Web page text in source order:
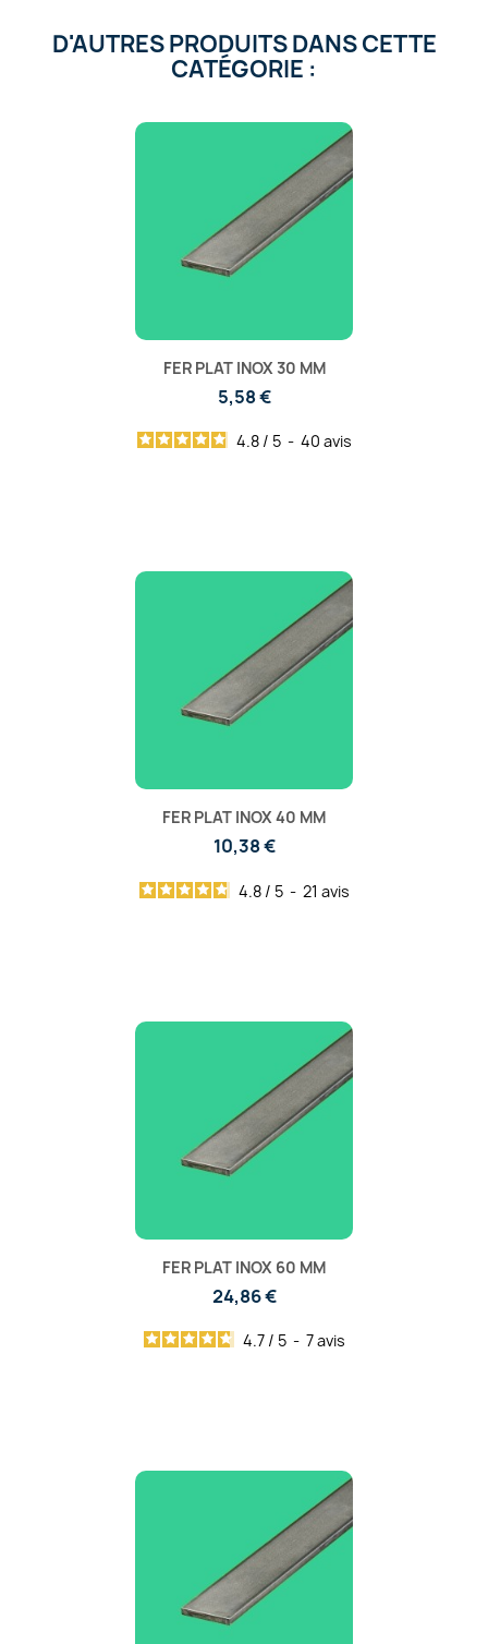
D'AUTRES PRODUITS DANS CETTE
CATÉGORIE :
FER PLAT INOX 30 MM
5,58 €
4.8 / 5 - 40 avis
FER PLAT INOX 40 MM
10,38 €
4.8 / 5 - 21 avis
FER PLAT INOX 60 MM
24,86 €
4.7 / 5 - 7avis